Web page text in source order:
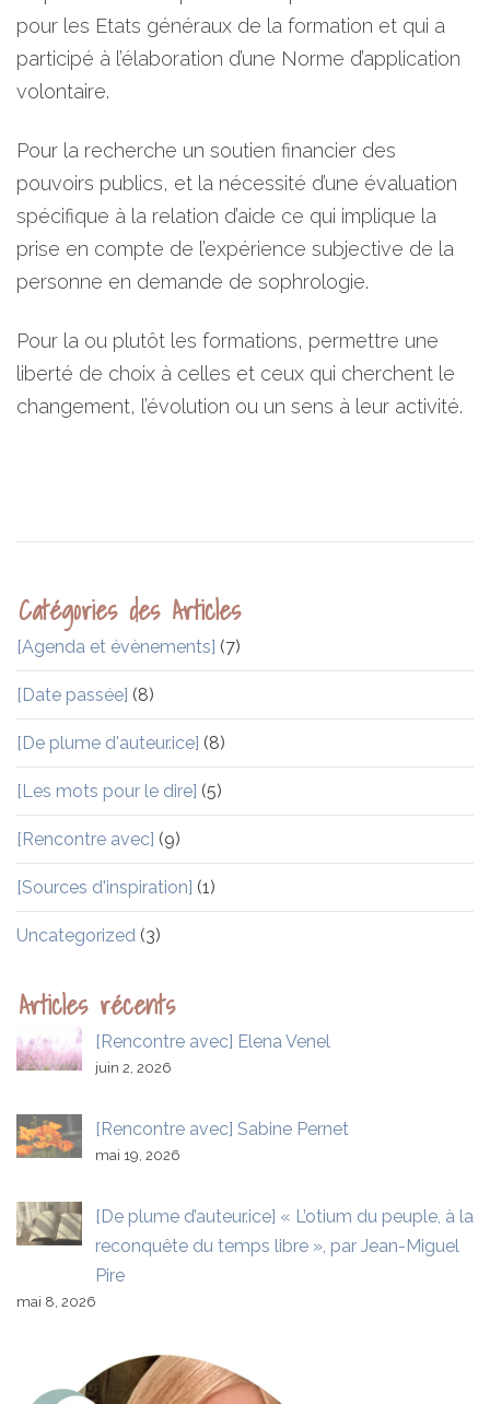
pour les Etats généraux de la formation et qui a
participé à l’élaboration d’une Norme d’application
volontaire.
Pour la recherche un soutien financier des
pouvoirs publics, et la nécessité d’une évaluation
spécifique à la relation d’aide ce qui implique la
prise en compte de l’expérience subjective de la
personne en demande de sophrologie.
Pour la ou plutôt les formations, permettre une
liberté de choix à celles et ceux qui cherchent le
changement, l’évolution ou un sens à leur activité.
Catégories des Articles
[Agenda et évènements] (7)
[Date passée] (8)
[De plume d'auteur.ice] (8)
[Les mots pour le dire] (5)
[Rencontre avec] (9)
[Sources d'inspiration] (1)
Uncategorized (3)
Articles récents
[Rencontre avec] Elena Venel
juin 2, 2026
[Rencontre avec] Sabine Pernet
mai 19, 2026
[De plume d’auteur.ice] « L’otium du peuple, à la
reconquête du temps libre », par Jean-Miguel
Pire
mai 8, 2026